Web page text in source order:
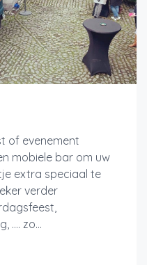
of evenement
mobiele bar om uw
extra speciaal te
verder
…. zo...